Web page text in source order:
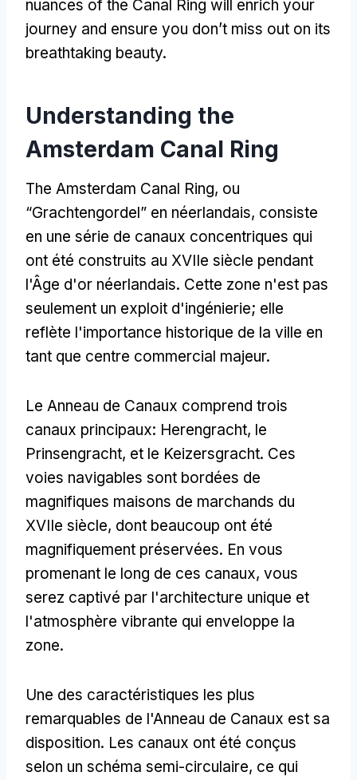
nuances of the Canal Ring will enrich your
journey and ensure you don’t miss out on its
breathtaking beauty.
Understanding the
Amsterdam Canal Ring
The Amsterdam Canal Ring, ou
“Grachtengordel” en néerlandais, consiste
en une série de canaux concentriques qui
ont été construits au XVIIe siècle pendant
l'Âge d'or néerlandais. Cette zone n'est pas
seulement un exploit d'ingénierie; elle
reflète l'importance historique de la ville en
tant que centre commercial majeur.
Le Anneau de Canaux comprend trois
canaux principaux: Herengracht, le
Prinsengracht, et le Keizersgracht. Ces
voies navigables sont bordées de
magnifiques maisons de marchands du
XVIIe siècle, dont beaucoup ont été
magnifiquement préservées. En vous
promenant le long de ces canaux, vous
serez captivé par l'architecture unique et
l'atmosphère vibrante qui enveloppe la
zone.
Une des caractéristiques les plus
remarquables de l'Anneau de Canaux est sa
disposition. Les canaux ont été conçus
selon un schéma semi-circulaire, ce qui